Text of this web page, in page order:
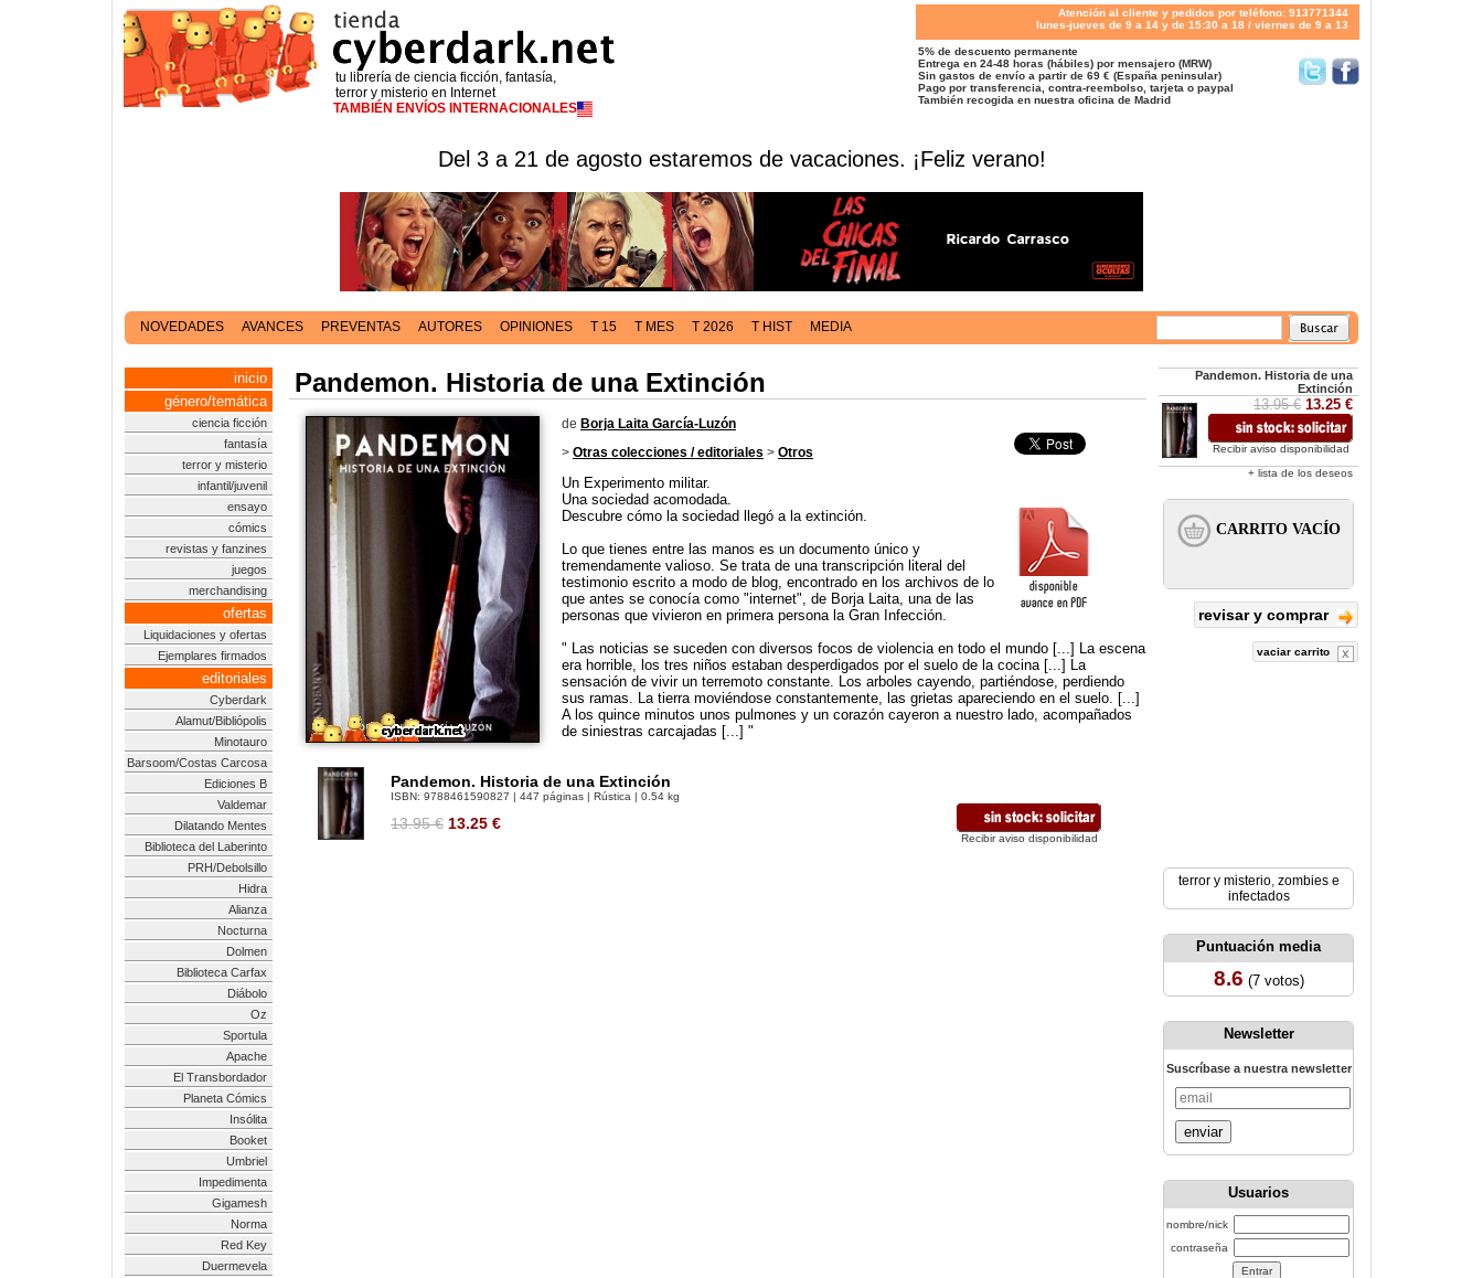
tu librería de ciencia ficción, fantasía,
terror y misterio en Internet
TAMBIÉN ENVÍOS INTERNACIONALES
Atención al cliente y pedidos por teléfono: 913771344
lunes-jueves de 9 a 14 y de 15:30 a 18 / viernes de 9 a 13
5% de descuento permanente
Entrega en 24-48 horas (hábiles) por mensajero (MRW)
Sin gastos de envío a partir de 69 € (España peninsular)
Pago por transferencia, contra-reembolso, tarjeta o paypal
También recogida en nuestra oficina de Madrid
Del 3 a 21 de agosto estaremos de vacaciones. ¡Feliz verano!
NOVEDADES AVANCES PREVENTAS AUTORES OPINIONES T 15 T MES T 2026 T HIST MEDIA
inicio
género/temática
ciencia ficción
fantasía
terror y misterio
infantil/juvenil
ensayo
cómics
revistas y fanzines
juegos
merchandising
ofertas
Liquidaciones y ofertas
Ejemplares firmados
editoriales
Cyberdark
Alamut/Bibliópolis
Minotauro
Barsoom/Costas Carcosa
Ediciones B
Valdemar
Dilatando Mentes
Biblioteca del Laberinto
PRH/Debolsillo
Hidra
Alianza
Nocturna
Dolmen
Biblioteca Carfax
Diábolo
Oz
Sportula
Apache
El Transbordador
Planeta Cómics
Insólita
Booket
Umbriel
Impedimenta
Gigamesh
Norma
Red Key
Duermevela
Pandemon. Historia de una Extinción
de Borja Laita García-Luzón
> Otras colecciones / editoriales > Otros
Un Experimento militar.
Una sociedad acomodada.
Descubre cómo la sociedad llegó a la extinción.
Lo que tienes entre las manos es un documento único y
tremendamente valioso. Se trata de una transcripción literal del
testimonio escrito a modo de blog, encontrado en los archivos de lo
que antes se conocía como "internet", de Borja Laita, una de las
personas que vivieron en primera persona la Gran Infección.
" Las noticias se suceden con diversos focos de violencia en todo el mundo [...] La escena
era horrible, los tres niños estaban desperdigados por el suelo de la cocina [...] La
sensación de vivir un terremoto constante. Los arboles cayendo, partiéndose, perdiendo
sus ramas. La tierra moviéndose constantemente, las grietas apareciendo en el suelo. [...]
A los quince minutos unos pulmones y un corazón cayeron a nuestro lado, acompañados
de siniestras carcajadas [...] "
Pandemon. Historia de una Extinción
ISBN: 9788461590827 | 447 páginas | Rústica | 0.54 kg
13.95 € 13.25 €
Recibir aviso disponibilidad
Pandemon. Historia de una
Extinción
13.95 € 13.25 €
Recibir aviso disponibilidad
+ lista de los deseos
revisar y comprar
vaciar carrito
terror y misterio, zombies e
infectados
Puntuación media
8.6 (7 votos)
Newsletter
Suscríbase a nuestra newsletter
enviar
Usuarios
nombre/nick
contraseña